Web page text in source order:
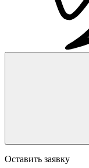
Оставить заявку